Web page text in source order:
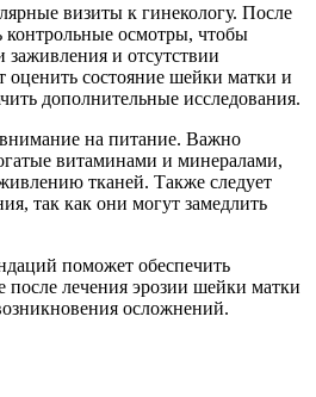
визиты к гинекологу. После
контрольные осмотры, чтобы
заживления и отсутствии
состояние шейки матки и
дополнительные исследования.
на питание. Важно
витаминами и минералами,
тканей. Также следует
так как они могут замедлить
поможет обеспечить
после лечения эрозии шейки матки
осложнений.